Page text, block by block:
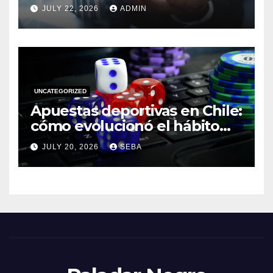
JULY 22, 2026 ADMIN
UNCATEGORIZED
Apuestas deportivas en Chile:
cómo evolucionó el hábito
del hincha en la era digital
JULY 20, 2026 SEBA